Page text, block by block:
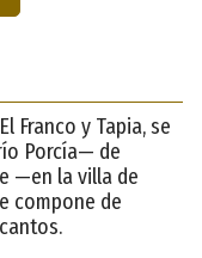
Franco y Tapia, se
Porcía— de
—en la villa de
compone de